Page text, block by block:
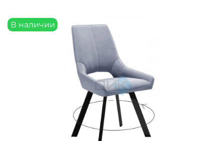
В наличии
Добавляйте товары
Оплачивайте сегодня только25